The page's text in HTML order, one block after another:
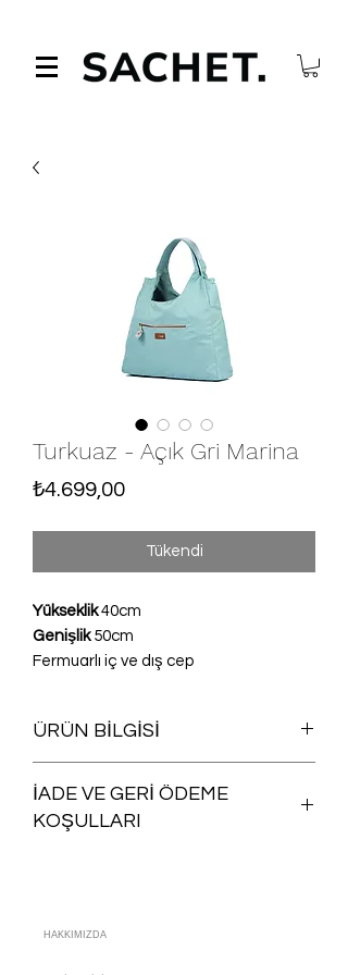
Turkuaz - Açık Gri Marina
₺4.699,00Fiyat
Tükendi
Yükseklik40cm
Genişlik50cm
Fermuarlı iç ve dış cep
ÜRÜN BİLGİSİ
İADE VE GERİ ÖDEME
KOŞULLARI
eden15 gün içinde ücretsiz iade
HAKKIMIZDA